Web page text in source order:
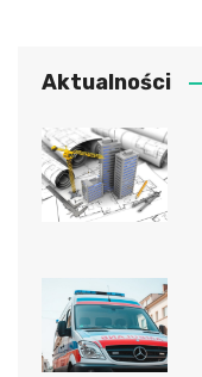
Aktualności